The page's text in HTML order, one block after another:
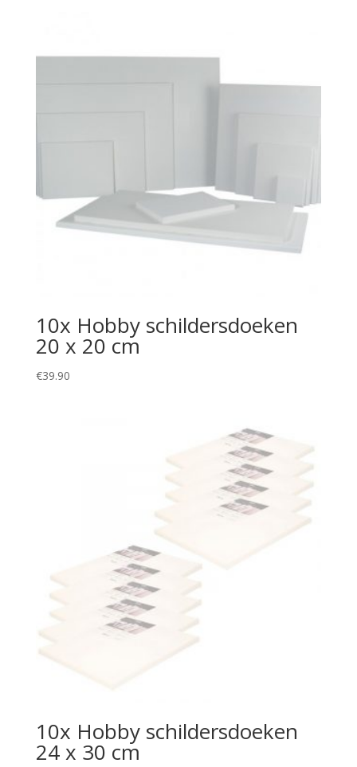
10x Hobby schildersdoeken
20 x 20 cm
€39.90
10x Hobby schildersdoeken
24 x 30 cm